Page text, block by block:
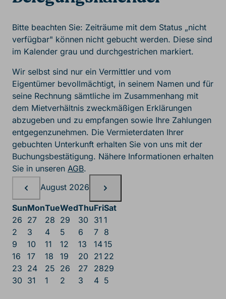
Bitte beachten Sie: Zeiträume mit dem Status „nicht
verfügbar" können nicht gebucht werden. Diese sind
im Kalender grau und durchgestrichen markiert.
Wir selbst sind nur ein Vermittler und vom
Eigentümer bevollmächtigt, in seinem Namen und für
seine Rechnung sämtliche im Zusammenhang mit
dem Mietverhältnis zweckmäßigen Erklärungen
abzugeben und zu empfangen sowie Ihre Zahlungen
entgegenzunehmen. Die Vermieterdaten Ihrer
gebuchten Unterkunft erhalten Sie von uns mit der
Buchungsbestätigung. Nähere Informationen erhalten
Sie in unseren AGB.
Belegungskalender,
August 2026
SunMonTueWedThuFriSat
26 27 28 29 30 31 1
2
3 4 5 6 7 8
9
10 11 12 13 1415
16
17 18 19 20 21 22
23 24 25 26 27 2829
30 31 1 2 3 4 5